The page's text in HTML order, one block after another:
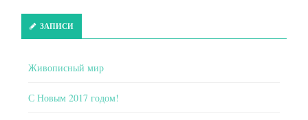
ЗАПИСИ
Живописный мир
С Новым 2017 годом!